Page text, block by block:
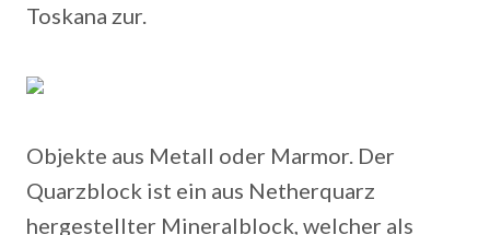
Toskana zur.
Objekte aus Metall oder Marmor. Der
Quarzblock ist ein aus Netherquarz
hergestellter Mineralblock, welcher als